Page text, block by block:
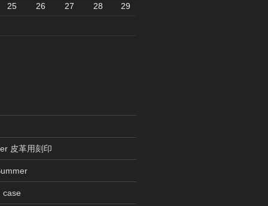
25 26 27 28 29
皮革用刻印
case